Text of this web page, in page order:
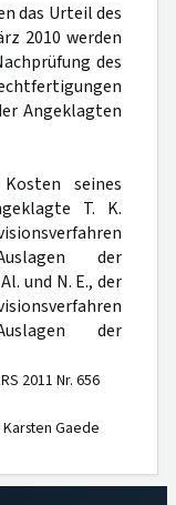
das Urteil des
2010 werden
des
Angeklagten
seines
T. K.
der
und N. E., der
der
2011 Nr. 656
Karsten Gaede